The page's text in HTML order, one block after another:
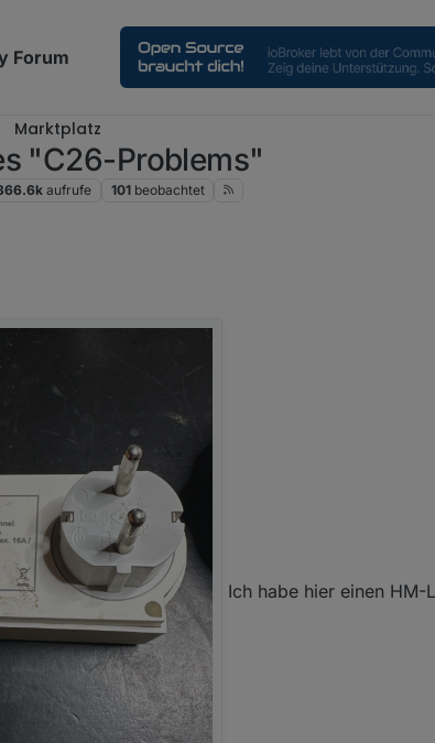
Forum
Marktplatz
"C26-Problems"
aufrufe 101 beobachtet
Ich habe hier einen HM-